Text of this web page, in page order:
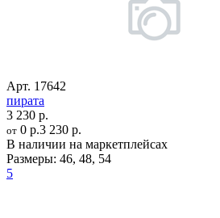
Арт. 17642
пирата
3 230 р.
от 0 р.3 230 р.
В наличии на маркетплейсах
Размеры: 46, 48, 54
5